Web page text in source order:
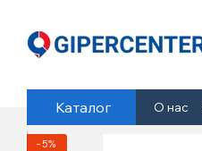
Каталог О нас
−5%